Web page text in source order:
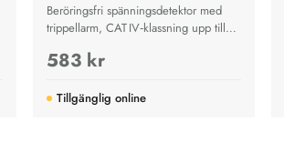
Beröringsfri spänningsdetektor med
trippellarm, CAT IV‑klassning upp till
säkra och snabba kontroller av
583 kr
Tillgänglig online